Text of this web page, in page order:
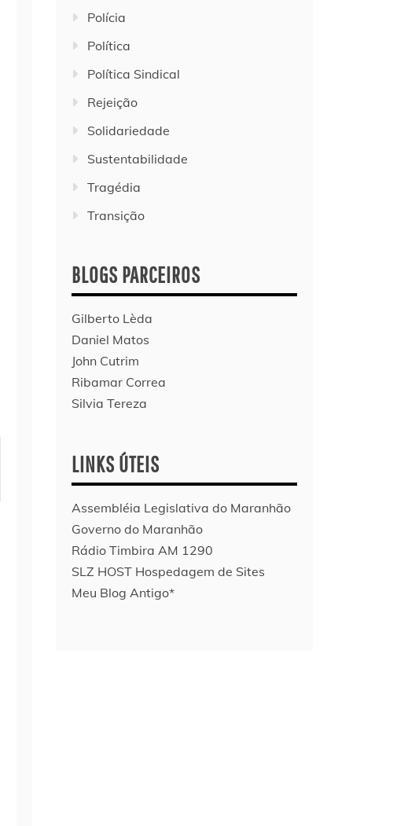
Polícia
Política
Política Sindical
Rejeição
Solidariedade
Sustentabilidade
Tragédia
Transição
BLOGS PARCEIROS
Gilberto Lèda
Daniel Matos
John Cutrim
Ribamar Correa
Silvia Tereza
LINKS ÚTEIS
Assembléia Legislativa do Maranhão
Governo do Maranhão
Rádio Timbira AM 1290
SLZ HOST Hospedagem de Sites
Meu Blog Antigo*